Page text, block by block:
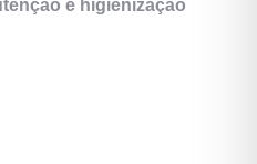
e higienização